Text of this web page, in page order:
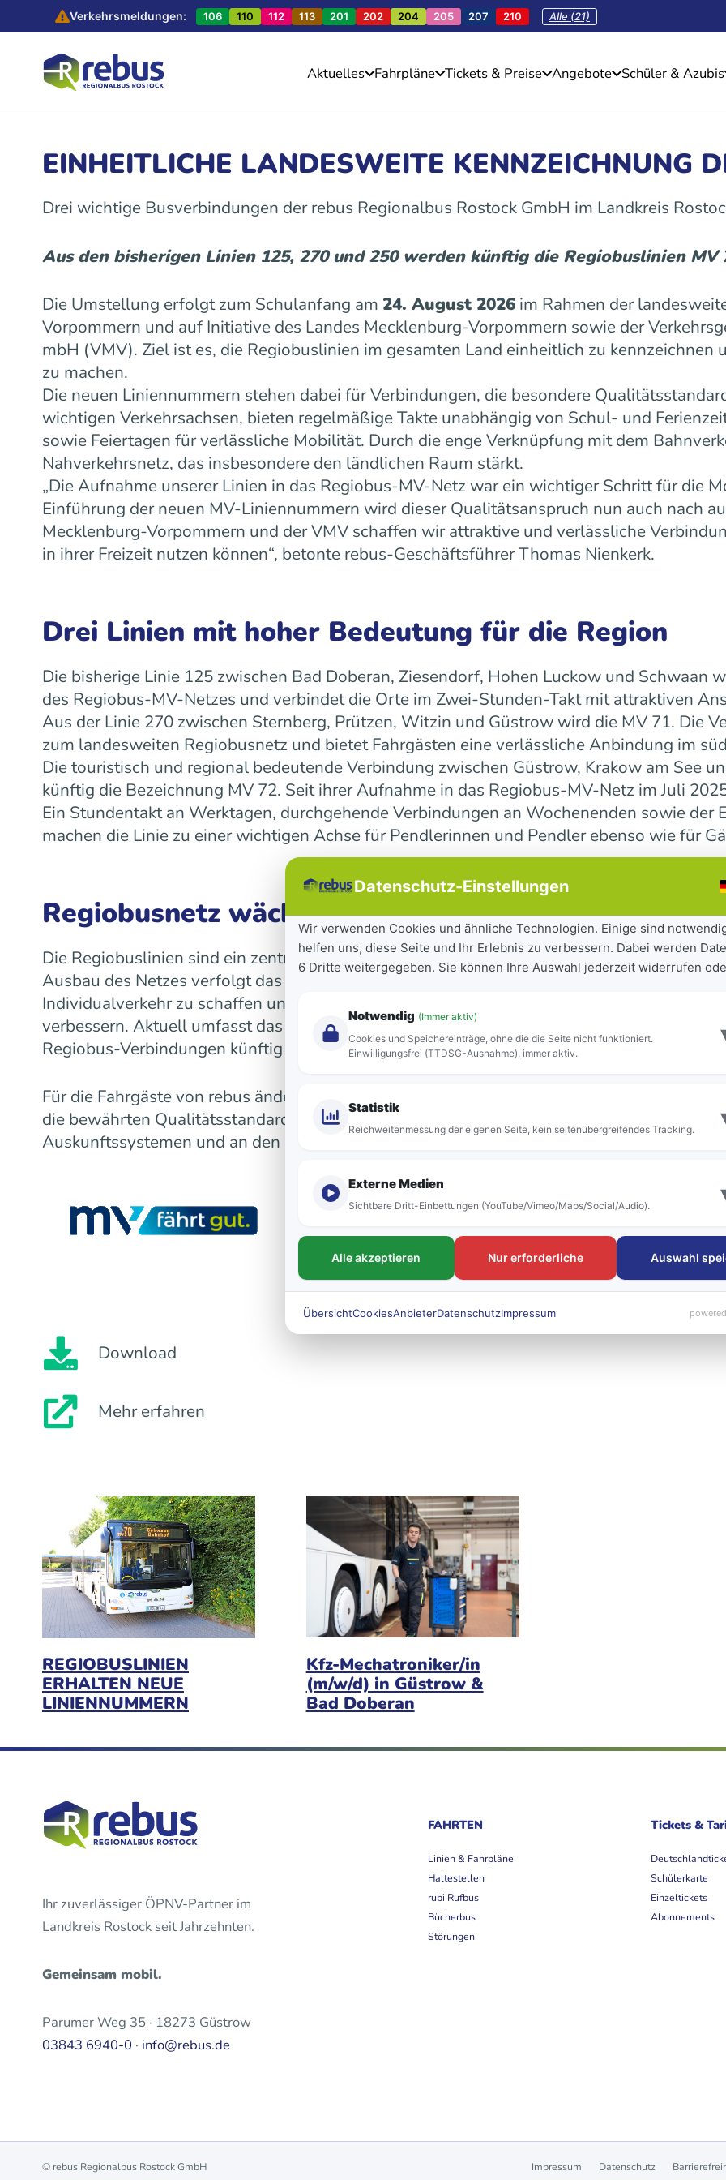
Verkehrsmeldungen: 106 110 112 113 201 202 204 205 207 210 Alle (21)
Aktuelles Fahrpläne Tickets & Preise Angebote Schüler & Azubis
EINHEITLICHE LANDESWEITE KENNZEICHNUNG
Drei wichtige Busverbindungen der rebus Regionalbus Rostock GmbH im Landkreis
Aus den bisherigen Linien 125, 270 und 250 werden künftig die Regiobuslinien MV
Die Umstellung erfolgt zum Schulanfang am 24. August 2026 im Rahmen der
Vorpommern und auf Initiative des Landes Mecklenburg-Vorpommern sowie der
mbH (VMV). Ziel ist es, die Regiobuslinien im gesamten Land einheitlich zu kennzeichnen
zu machen.
Die neuen Liniennummern stehen dabei für Verbindungen, die besondere
wichtigen Verkehrsachsen, bieten regelmäßige Takte unabhängig von Schul- und
sowie Feiertagen für verlässliche Mobilität. Durch die enge Verknüpfung mit dem
Nahverkehrsnetz, das insbesondere den ländlichen Raum stärkt.
„Die Aufnahme unserer Linien in das Regiobus-MV-Netz war ein wichtiger Schritt für die
Einführung der neuen MV-Liniennummern wird dieser Qualitätsanspruch nun auch nach
Mecklenburg-Vorpommern und der VMV schaffen wir attraktive und verlässliche
in ihrer Freizeit nutzen können“, betonte rebus-Geschäftsführer Thomas Nienkerk.
Drei Linien mit hoher Bedeutung für die Region
Die bisherige Linie 125 zwischen Bad Doberan, Ziesendorf, Hohen Luckow und Schwaan
des Regiobus-MV-Netzes und verbindet die Orte im Zwei-Stunden-Takt mit attraktiven
Aus der Linie 270 zwischen Sternberg, Prützen, Witzin und Güstrow wird die MV 71. Die
zum landesweiten Regiobusnetz und bietet Fahrgästen eine verlässliche Anbindung im
Die touristisch und regional bedeutende Verbindung zwischen Güstrow, Krakow am See
künftig die Bezeichnung MV 72. Seit ihrer Aufnahme in das Regiobus-MV-Netz im Juli
Ein Stundentakt an Werktagen, durchgehende Verbindungen an Wochenenden sowie der
machen die Linie zu einer wichtigen Achse für Pendlerinnen und Pendler ebenso wie für
Regiobusnetz wächst landesweit weiter
Die Regiobuslinien sind ein zentraler Bestandteil der seit 2023 laufenden
Ausbau des Netzes verfolgt das Land das Ziel, Städte und Gemeinden besser
Individualverkehr zu schaffen und die Mobilität für Bürgerinnen und Bürger sowie
verbessern. Aktuell umfasst das landesweite Netz 16 Regiobuslinien. Die neuen MV-
Regiobus-Verbindungen künftig auf einen Blick zu erkennen.
Für die Fahrgäste von rebus ändert sich mit der Umstellung vor allem die Bezeichnung
die bewährten Qualitätsstandards bleiben bestehen. Die neuen Liniennummern werden
Auskunftssystemen und an den Fahrzeugen sichtbar sein.
Download
Mehr erfahren
REGIOBUSLINIEN
ERHALTEN NEUE
LINIENNUMMERN
Kfz-Mechatroniker/in
(m/w/d) in Güstrow &
Bad Doberan
Ihr zuverlässiger ÖPNV-Partner im
Landkreis Rostock seit Jahrzehnten.
Gemeinsam mobil.
Parumer Weg 35 · 18273 Güstrow
03843 6940-0 · info@rebus.de
FAHRTEN
Linien & Fahrpläne
Haltestellen
rubi Rufbus
Bücherbus
Störungen
Tickets &
Schülerkarte
Einzeltickets
Abonnements
© rebus Regionalbus Rostock GmbH Impressum Datenschutz
Datenschutz-Einstellungen
Wir verwenden Cookies und ähnliche Technologien. Einige sind
helfen uns, diese Seite und Ihr Erlebnis zu verbessern. Dabei werden
6 Dritte weitergegeben. Sie können Ihre Auswahl jederzeit widerrufen
Notwendig (Immer aktiv)
Cookies und Speichereinträge, ohne die die Seite nicht funktioniert.
Einwilligungsfrei (TTDSG-Ausnahme), immer aktiv.
Statistik
Reichweitenmessung der eigenen Seite, kein seitenübergreifendes Tracking.
Externe Medien
Sichtbare Dritt-Einbettungen (YouTube/Vimeo/Maps/Social/Audio).
Alle akzeptieren Nur erforderliche Auswahl
ÜbersichtCookiesAnbieterDatenschutzImpressum